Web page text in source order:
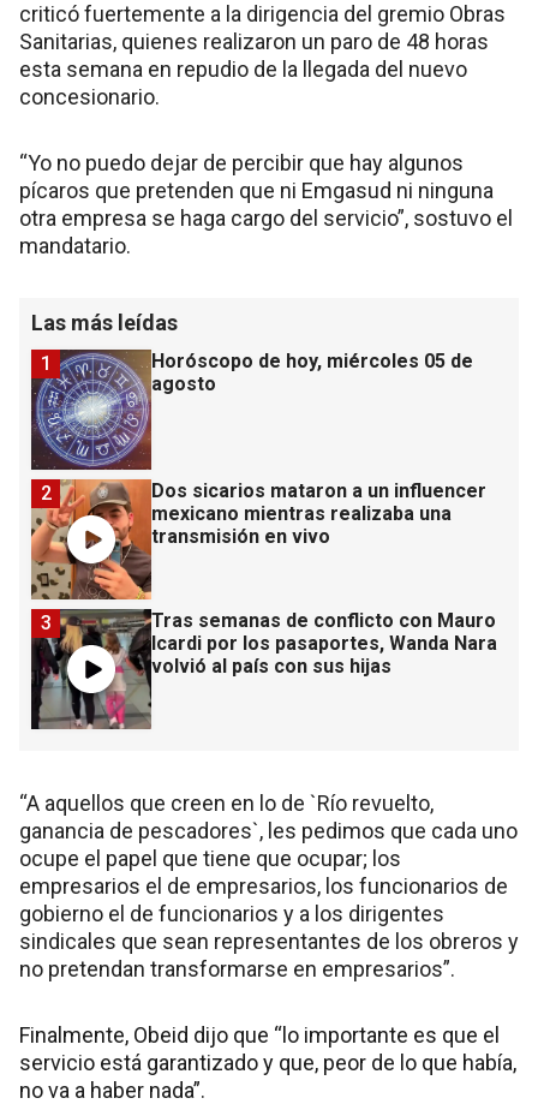
criticó fuertemente a la dirigencia del gremio Obras
Sanitarias, quienes realizaron un paro de 48 horas
esta semana en repudio de la llegada del nuevo
concesionario.
“Yo no puedo dejar de percibir que hay algunos
pícaros que pretenden que ni Emgasud ni ninguna
otra empresa se haga cargo del servicio”, sostuvo el
mandatario.
Las más leídas
Horóscopo de hoy, miércoles 05 de
agosto
1
Dos sicarios mataron a un influencer
mexicano mientras realizaba una
transmisión en vivo
2
Tras semanas de conflicto con Mauro
Icardi por los pasaportes, Wanda Nara
volvió al país con sus hijas
3
“A aquellos que creen en lo de `Río revuelto,
ganancia de pescadores`, les pedimos que cada uno
ocupe el papel que tiene que ocupar; los
empresarios el de empresarios, los funcionarios de
gobierno el de funcionarios y a los dirigentes
sindicales que sean representantes de los obreros y
no pretendan transformarse en empresarios”.
Finalmente, Obeid dijo que “lo importante es que el
servicio está garantizado y que, peor de lo que había,
no va a haber nada”.